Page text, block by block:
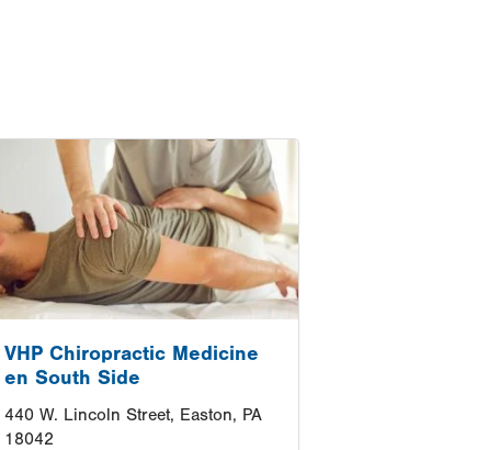
VHP Chiropractic Medicine
en South Side
440 W. Lincoln Street, Easton, PA
18042